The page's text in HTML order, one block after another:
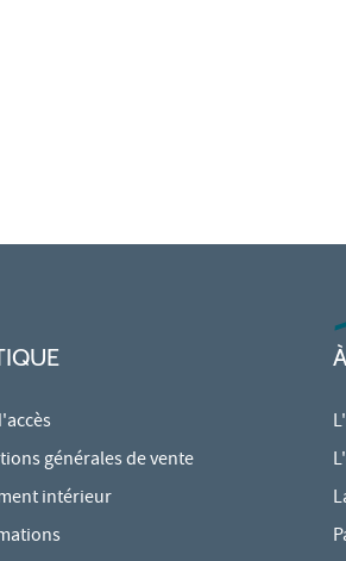
générales de vente
intérieur